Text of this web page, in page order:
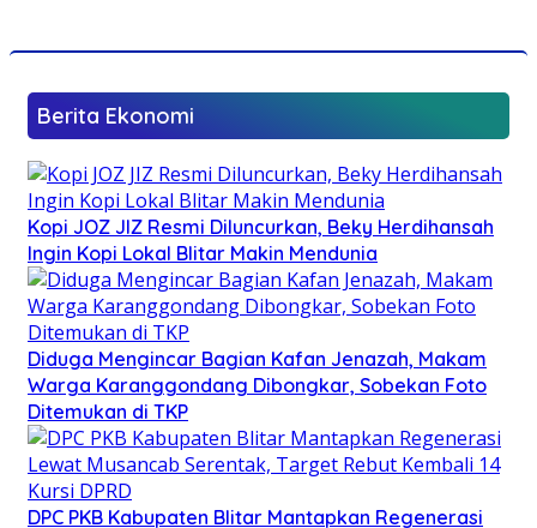
Berita Ekonomi
Kopi JOZ JIZ Resmi Diluncurkan, Beky Herdihansah
Ingin Kopi Lokal Blitar Makin Mendunia
Diduga Mengincar Bagian Kafan Jenazah, Makam
Warga Karanggondang Dibongkar, Sobekan Foto
Ditemukan di TKP
DPC PKB Kabupaten Blitar Mantapkan Regenerasi